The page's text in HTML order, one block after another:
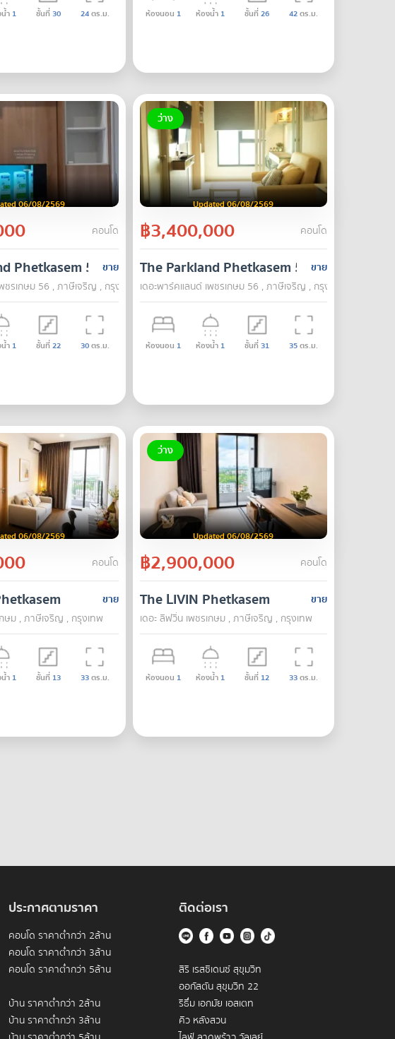
ำ 1 ชั้นที่30 24ตร.ม. ห้องนอน 1 ห้องน้ำ 1 ชั้นที่26 42ตร.ม.
06/08/2569
คอนโด
ขาย
Phetkasem 56
ชรเกษม 56 , ภาษีเจริญ , กรุงเทพ
ำ 1 ชั้นที่22 30ตร.ม.
ว่าง
Updated 06/08/2569
฿3,400,000 คอนโด
ขาย
The Parkland Phetkasem 56
เดอะพาร์คแลนด์ เพชรเกษม 56 , ภาษีเจริญ , กรุงเทพ
ห้องนอน 1 ห้องน้ำ 1 ชั้นที่31 35ตร.ม.
06/08/2569
คอนโด
ขาย
ษม , ภาษีเจริญ , กรุงเทพ
ำ 1 ชั้นที่ 13 33ตร.ม.
ว่าง
Updated 06/08/2569
฿2,900,000 คอนโด
ขาย
The LIVIN Phetkasem
เดอะ ลิฟวิ่น เพชรเกษม , ภาษีเจริญ , กรุงเทพ
ห้องนอน 1 ห้องน้ำ 1 ชั้นที่ 12 33ตร.ม.
ประกาศตามราคา
คอนโด ราคาต่ำกว่า 2ล้าน
คอนโด ราคาต่ำกว่า 3ล้าน
คอนโด ราคาต่ำกว่า 5ล้าน
บ้าน ราคาต่ำกว่า 2ล้าน
บ้าน ราคาต่ำกว่า 3ล้าน
ติดต่อเรา
สิริ เรสซิเดนซ์ สุขุมวิท
ออกัสตัน สุขุมวิท 22
ริธึ่ม เอกมัย เอสเตท
คิว หลังสวน